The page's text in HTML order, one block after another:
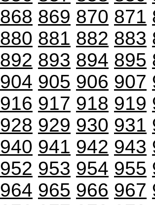
868 869 870 871
880 881 882 883
892 893 894 895
904 905 906 907
916 917 918 919
928 929 930 931
940 941 942 943
952 953 954 955
964 965 966 967